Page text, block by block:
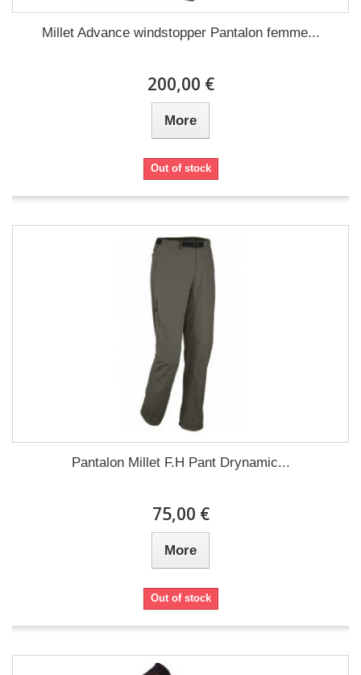
Millet Advance windstopper Pantalon femme...
200,00 €
More
Out of stock
Pantalon Millet F.H Pant Drynamic...
75,00 €
More
Out of stock